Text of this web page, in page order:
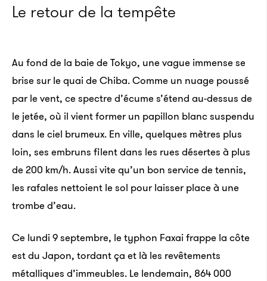
Le retour de la tempête
Au fond de la baie de Tokyo, une vague immense se
brise sur le quai de Chiba. Comme un nuage poussé
par le vent, ce spectre d’écume s’étend au-dessus de
le jetée, où il vient former un papillon blanc suspendu
dans le ciel brumeux. En ville, quelques mètres plus
loin, ses embruns filent dans les rues désertes à plus
de 200 km/h. Aussi vite qu’un bon service de tennis,
les rafales nettoient le sol pour laisser place à une
trombe d’eau.
Ce lundi 9 septembre, le typhon Faxai frappe la côte
est du Japon, tordant ça et là les revêtements
métalliques d’immeubles. Le lendemain, 864 000